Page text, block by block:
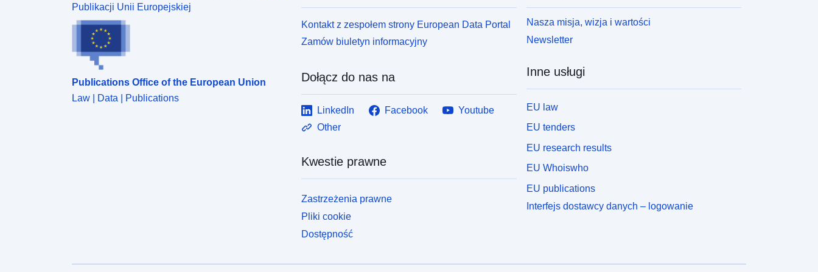
Publikacji Unii Europejskiej
Publications Office of the European Union
Law | Data | Publications
Kontakt z zespołem strony European Data Portal
Zamów biuletyn informacyjny
Dołącz do nas na
LinkedIn Facebook
Youtube
Other
Kwestie prawne
Zastrzeżenia prawne
Pliki cookie
Dostępność
Nasza misja, wizja i wartości
Newsletter
Inne usługi
EU law
EU tenders
EU research results
EU Whoiswho
EU publications
Interfejs dostawcy danych – logowanie